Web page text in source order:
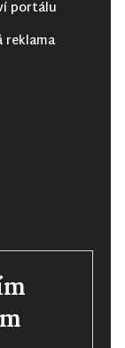
portálu
reklama